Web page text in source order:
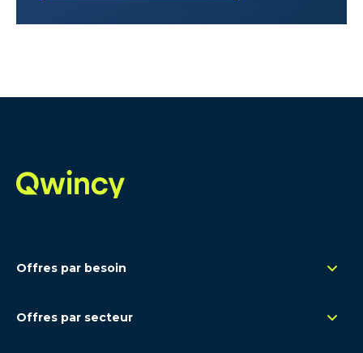
Offres par besoin
Renfort opérationnel
Offres par secteur